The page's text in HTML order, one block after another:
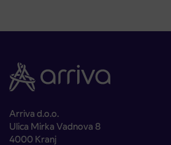
Arriva d.o.o.
Ulica Mirka Vadnova 8
4000 Kranj